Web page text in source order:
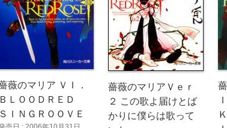
薇のマリア ＶＩ．
ＢＬＯＯＤＲＥＤ
ＳＩＮＧＲＯＯＶＥ
薔薇のマリアＶｅｒ
２ この歌よ届けとば
かりに僕らは歌って